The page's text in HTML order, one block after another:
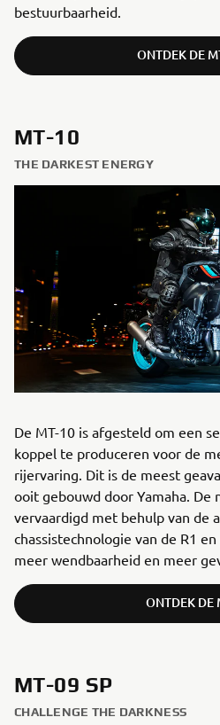
bestuurbaarheid.
ONTDEK DE
MT-10
THE DARKEST ENERGY
De MT-10 is afgesteld om een
koppel te produceren voor de
rijervaring. Dit is de meest
ooit gebouwd door Yamaha. De
vervaardigd met behulp van de
chassistechnologie van de R1
meer wendbaarheid en meer
ONTDEK DE
MT-09 SP
CHALLENGE THE DARKNESS